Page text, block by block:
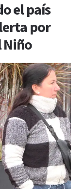
el país
por
Niño